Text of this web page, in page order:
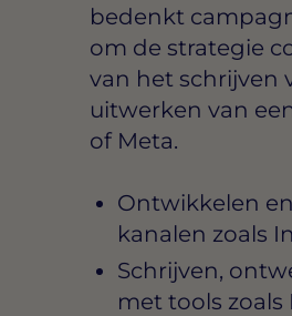
bedenkt
om de strategie
van het schrijven
uitwerken van
of Meta.
Ontwikkelen
kanalen zoals
Schrijven,
met tools zoals